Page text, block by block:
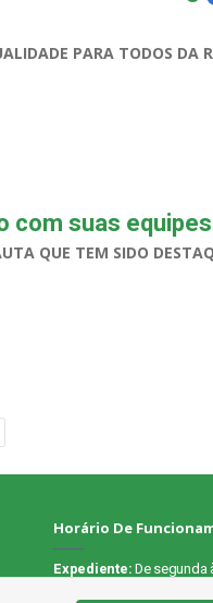
PARA TODOS DA
com suas
QUE TEM SIDO
Horário De
Expediente:De segunda